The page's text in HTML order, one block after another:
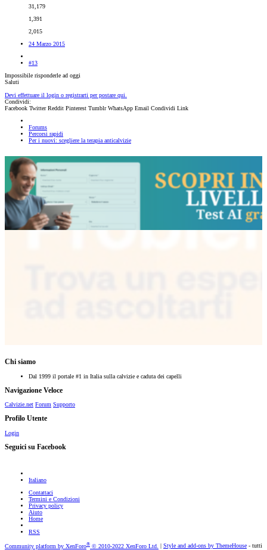
31,179
1,391
2,015
24 Marzo 2015
#13
Impossibile risponderle ad oggi
Saluti
Devi effettuare il login o registrarti per postare qui.
Condividi:
Facebook Twitter Reddit Pinterest Tumblr WhatsApp Email Condividi Link
Forums
Percorsi rapidi
Per i nuovi: scegliere la terapia anticalvizie
Chi siamo
Dal 1999 il portale #1 in Italia sulla calvizie e caduta dei capelli
Navigazione Veloce
Calvizie.net Forum Supporto
Profilo Utente
Login
Seguici su Facebook
Italiano
Contattaci
Termini e Condizioni
Privacy policy
Aiuto
Home
RSS
Community platform by XenForo® © 2010-2022 XenForo Ltd. Style and add-ons by ThemeHouse - tutti